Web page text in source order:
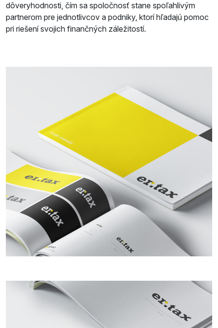
dôveryhodnosti, čím sa spoločnosť stane spoľahlivým
partnerom pre jednotlivcov a podniky, ktorí hľadajú pomoc
pri riešení svojich finančných záležitostí.